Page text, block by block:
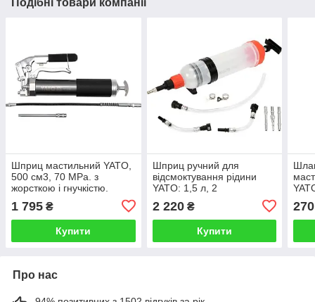
Подібні товари компанії
Шприц мастильний YATO,
500 см3, 70 MPa. з
жорсткою і гнучкістю.
1 795 ₴
Купити
Шприц ручний для
відсмоктування рідини
YATO: 1,5 л, 2
2 220₴
Купити
270
Про нас